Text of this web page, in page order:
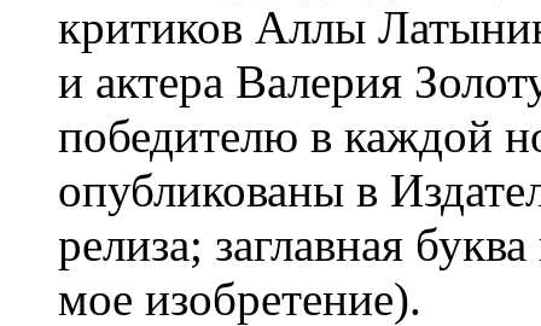
критиков Аллы
и актера Валерия
победителю в каждой
опубликованы в
релиза; заглавная
мое изобретение).